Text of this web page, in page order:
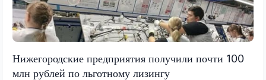
Нижегородские предприятия получили почти 100
млн рублей по льготному лизингу